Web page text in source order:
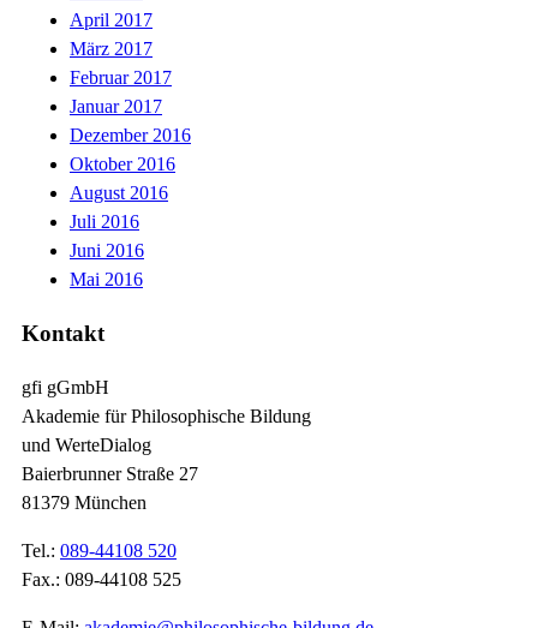
April 2017
März 2017
Februar 2017
Januar 2017
Dezember 2016
Oktober 2016
August 2016
Juli 2016
Juni 2016
Mai 2016
Kontakt
gfi gGmbH
Akademie für Philosophische Bildung
und WerteDialog
Baierbrunner Straße 27
81379 München
Tel.: 089-44108 520
Fax.: 089-44108 525